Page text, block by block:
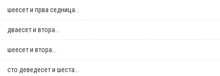
шеесет и прва седница...
дваесет и втора...
шеесет и втора...
сто деведесет и шеста...